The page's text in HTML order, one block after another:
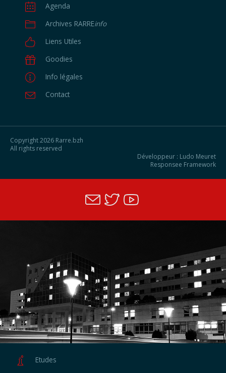
Agenda
Archives RARREinfo
Liens Utiles
Goodies
Info légales
Contact
Copyright2026 Rarre.bzh
All rights reserved
Développeur : Ludo Meuret
Responsee Framework
Etudes